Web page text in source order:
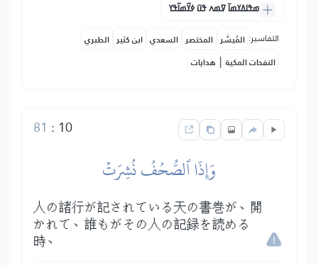
ߘߟߊߡߌߘߊ߫ ߜߘߍ ߟߎ߫ ߦߌ߬ߘߊ߬ߟߌ
التفاسير: المُيسَّر المختصر السعدي ابن كثير الطبري
النفحات المكية | هدايات
10
:
81
وَإِذَا ٱلصُّحُفُ نُشِرَتۡ
人の諸行が記されている天の書巻が、開
かれて、誰もがその人の記録を読める
時、